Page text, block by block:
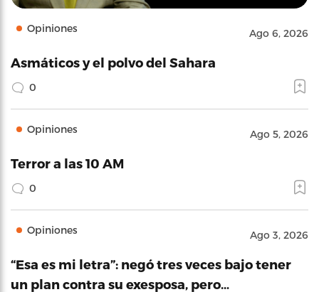
Opiniones Ago 6, 2026
Asmáticos y el polvo del Sahara
0
Opiniones Ago 5, 2026
Terror a las 10 AM
0
Opiniones Ago 3, 2026
“Esa es mi letra”: negó tres veces bajo tener
un plan contra su exesposa, pero…